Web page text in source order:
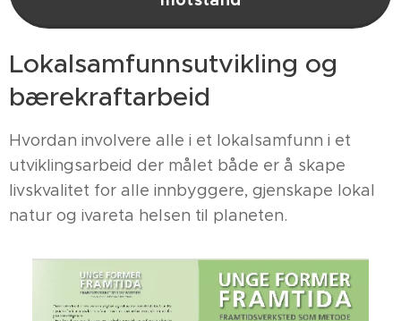
Lokalsamfunnsutvikling og
bærekraftarbeid
Hvordan involvere alle i et lokalsamfunn i et
utviklingsarbeid der målet både er å skape
livskvalitet for alle innbyggere, gjenskape lokal
natur og ivareta helsen til planeten.